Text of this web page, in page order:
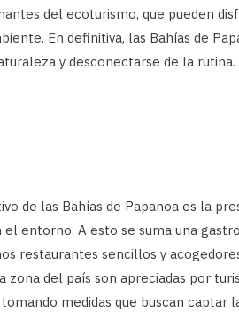
del ecoturismo, que pueden
En definitiva, las Bahías de
y desconectarse de la rutina.
de las Bahías de Papanoa es la
el entorno. A esto se suma una
restaurantes sencillos y
zona del país son apreciadas por
medidas que buscan captar